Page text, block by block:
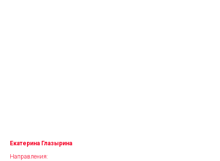
Екатерина Глазырина
Направления: